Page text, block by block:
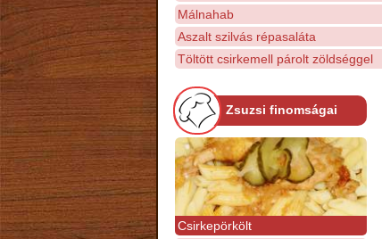
Málnahab
Aszalt szilvás répasaláta
Töltött csirkemell párolt zöldséggel
Zsuzsi finomságai
Csirkepörkölt